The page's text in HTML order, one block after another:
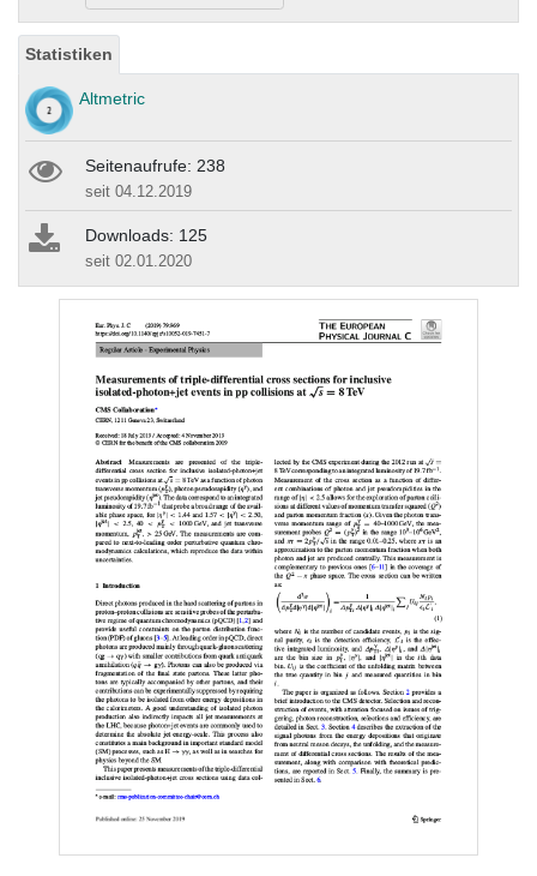
Statistiken
Altmetric
Seitenaufrufe: 238
seit 04.12.2019
Downloads: 125
seit 02.01.2020